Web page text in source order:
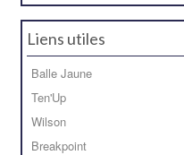
Liens utiles
Balle Jaune
Ten'Up
Wilson
Breakpoint